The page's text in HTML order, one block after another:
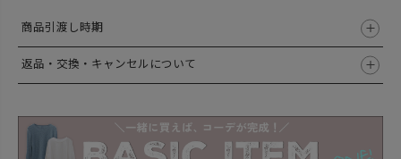
商品引渡し時期
返品・交換・キャンセルについて